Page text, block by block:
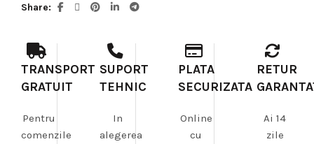
Share
TRANSPORT
GRATUIT
Pentru
comenzile
SUPORT
TEHNIC
In
alegerea
PLATA
SECURIZATA
Online
cu
RETUR
Ai 14
zile